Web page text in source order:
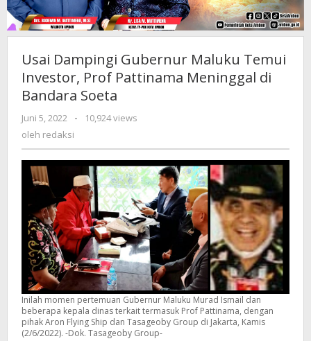
Usai Dampingi Gubernur Maluku Temui
Investor, Prof Pattinama Meninggal di
Bandara Soeta
Juni 5, 2022
oleh
-
10,924 views
oleh redaksi
Inilah momen pertemuan Gubernur Maluku Murad Ismail dan
beberapa kepala dinas terkait termasuk Prof Pattinama, dengan
pihak Aron Flying Ship dan Tasageoby Group di Jakarta, Kamis
(2/6/2022). -Dok. Tasageoby Group-